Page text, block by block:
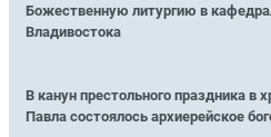
Божественную литургию в
Владивостока
В канун престольного праздника в
Павла состоялось архиерейское